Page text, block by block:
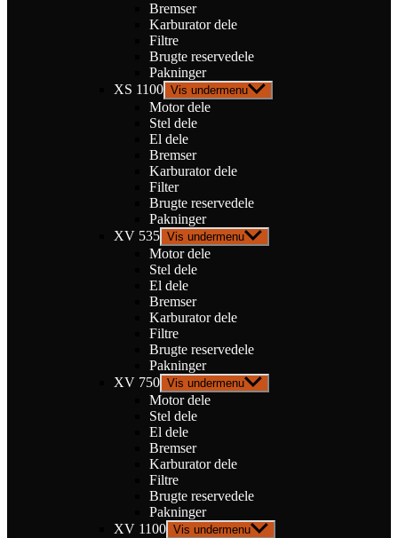
Bremser
Karburator dele
Filtre
Brugte reservedele
Pakninger
XS 1100 Vis undermenu
Motor dele
Stel dele
El dele
Bremser
Karburator dele
Filter
Brugte reservedele
Pakninger
XV 535 Vis undermenu
Motor dele
Stel dele
El dele
Bremser
Karburator dele
Filtre
Brugte reservedele
Pakninger
XV 750 Vis undermenu
Motor dele
Stel dele
El dele
Bremser
Karburator dele
Filtre
Brugte reservedele
Pakninger
XV 1100 Vis undermenu